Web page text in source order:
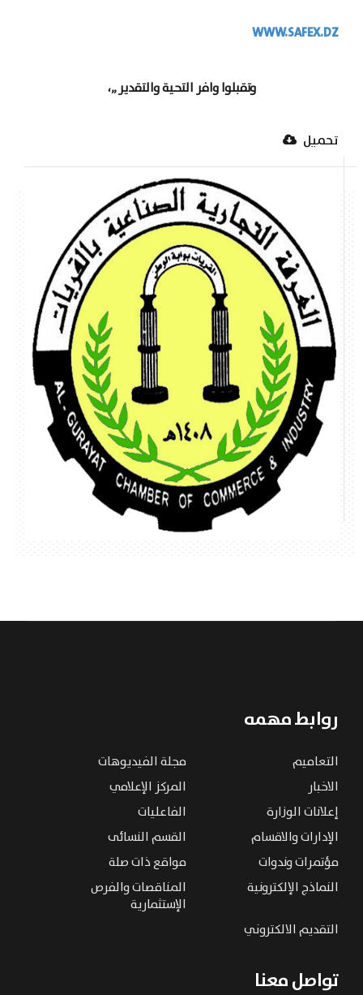
WWW.SAFEX.DZ
وتقبلوا وافر التحية والتقدير ,,،
تحميل
روابط مهمه
التعاميم
مجلة الفيديوهات
الاخبار
المركز الإعلامي
إعلانات الوزارة
الفاعليات
الإدارات والاقسام
القسم النسائى
مؤتمرات وندوات
مواقع ذات صلة
النماذج الإلكترونية
المناقصات والفرص
الإستثمارية
التقديم الالكتروني
تواصل معنا